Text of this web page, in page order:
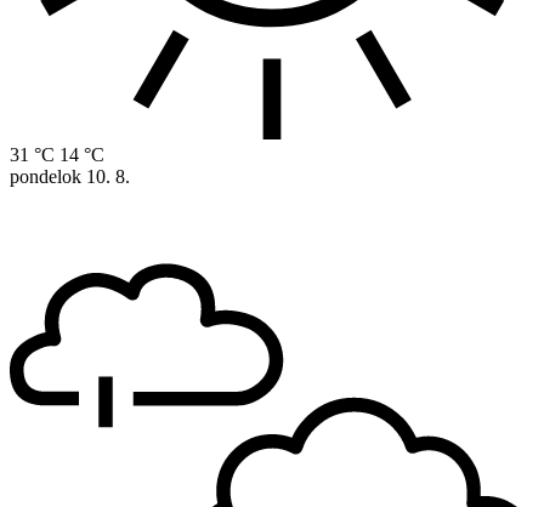
31 °C 14 °C
pondelok 10. 8.